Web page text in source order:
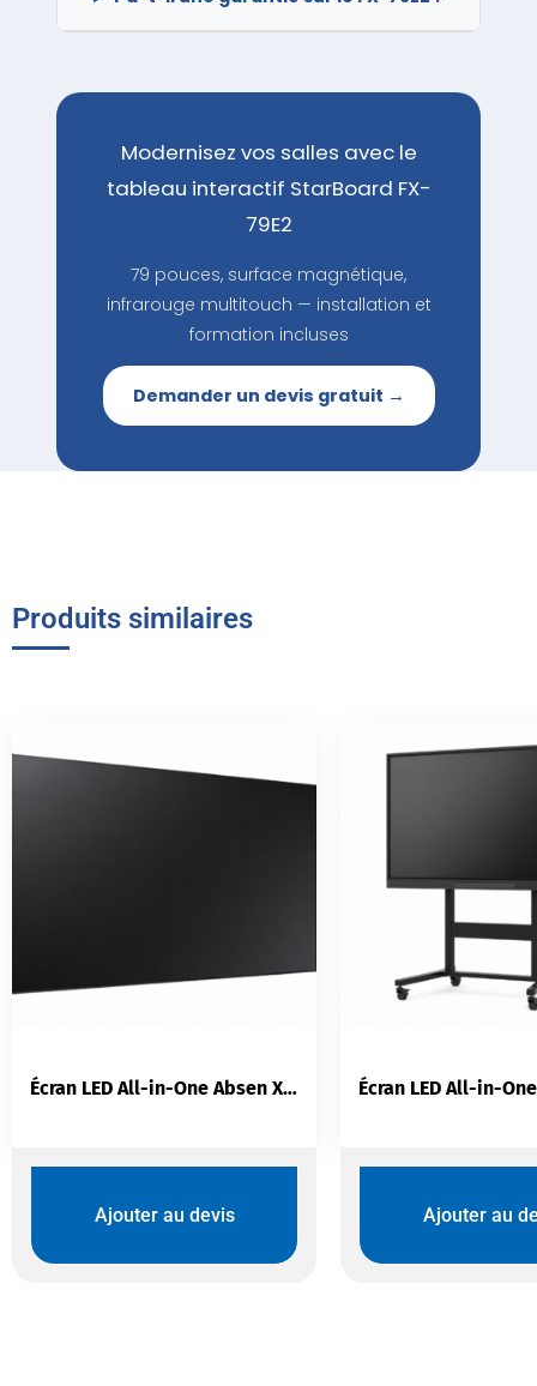
Modernisez vos salles avec le
tableau interactif StarBoard FX-
79E2
79 pouces, surface magnétique,
infrarouge multitouch — installation et
formation incluses
Demander un devis gratuit →
Produits similaires
Écran LED All-in-One Absen X V2 Series | Affichage LED Professionnel Redéfini
Ajouter au devis Ajouter au